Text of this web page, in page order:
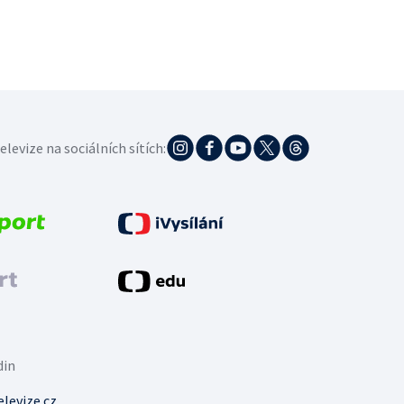
na sociálních sítích: